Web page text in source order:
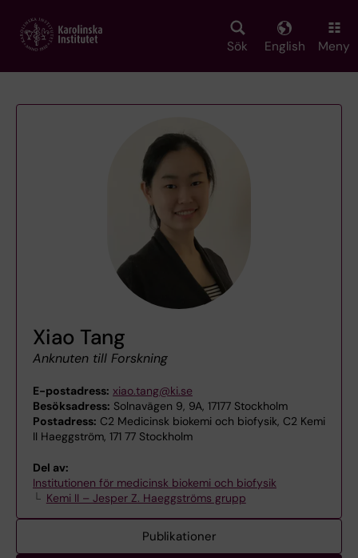
main
Sök English Meny
Xiao Tang
Anknuten till Forskning
E-postadress: xiao.tang@ki.se
Besöksadress: Solnavägen 9, 9A, 17177 Stockholm
Postadress: C2 Medicinsk biokemi och biofysik, C2 Kemi
II Haeggström, 171 77 Stockholm
Del av:
Institutionen för medicinsk biokemi och biofysik
Kemi II – Jesper Z. Haeggströms grupp
Publikationer